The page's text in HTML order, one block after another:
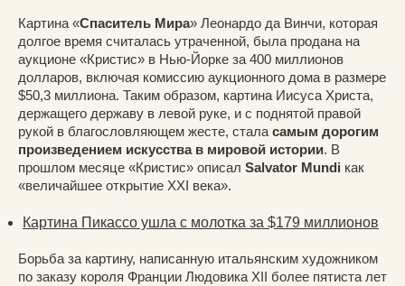
Картина «Спаситель Мира» Леонардо да Винчи, которая
долгое время считалась утраченной, была продана на
аукционе «Кристис» в Нью-Йорке за 400 миллионов
долларов, включая комиссию аукционного дома в размере
$50,3 миллиона. Таким образом, картина Иисуса Христа,
держащего державу в левой руке, и с поднятой правой
рукой в благословляющем жесте, стала самым дорогим
произведением искусства в мировой истории. В
прошлом месяце «Кристис» описал Salvator Mundi как
«величайшее открытие XXI века».
Картина Пикассо ушла с молотка за $179 миллионов
Борьба за картину, написанную итальянским художником
по заказу короля Франции Людовика XII более пятиста лет